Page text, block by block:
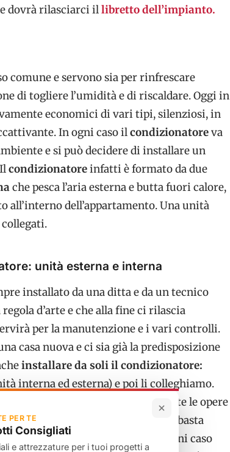
dovrà rilasciarci illibretto dell’impianto.
comune e servono sia per rinfrescare
di togliere l’umidità e di riscaldare. Oggi in
economici di vari tipi, silenziosi, in
In ogni caso ilcondizionatoreva
e si può decidere di installare un
condizionatoreinfatti è formato da due
che pesca l’aria esterna e butta fuori calore,
all’interno dell’appartamento. Una unità
collegati.
unità esterna e interna
installato da una ditta e da un tecnico
d’arte e che alla fine ci rilascia
per la manutenzione e i vari controlli.
casa nuova e ci sia già la predisposizione
installare da soli il condizionatore:
interna ed esterna) e poi li colleghiamo.
vuol dire che sono già state fatte le opere
tubi della condensa in modo che basta
ed internae il gioco è fatto. In ogni caso
PER TE
Consigliati
e attrezzature per i tuoi progetti a